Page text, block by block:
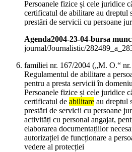
Persoanele fizice și cele juridice
certificatul de abilitare au dreptul
prestări de servicii cu persoane
Agenda2004-23-04-bursa
journal/Journalistic/
familiei nr. 167/2004 („M. O.“
Regulamentul de abilitare a
pentru a presta servicii în
Persoanele fizice și cele juridice
certificatul de abilitare au dreptul
prestări de servicii cu persoane
activități cu personal angajat,
elaborarea documentațiilor
autorizației de funcționare a
vedere al protecției